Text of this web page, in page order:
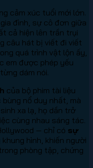
cảm xúc tuổi mới lớn.
đình, sự cô đơn giữa
cả hiện lên trần trụi
câu hát bị viết đi viết
quá trình vật lộn ấy,
em được phép yếu
dám nói.
của bộ phim tài liệu
nổ duy nhất, mà
xa lạ, họ dần trở
cùng nhau sáng tác.
— chỉ có sự
hình, khiến người
phòng tập, chứng